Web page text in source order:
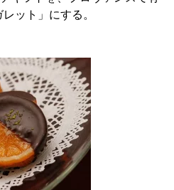
ット」にする。